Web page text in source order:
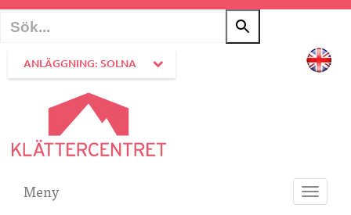
ANLÄGGNING: SOLNA
Toggle
Meny